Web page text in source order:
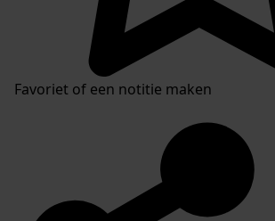
Favoriet of een notitie maken